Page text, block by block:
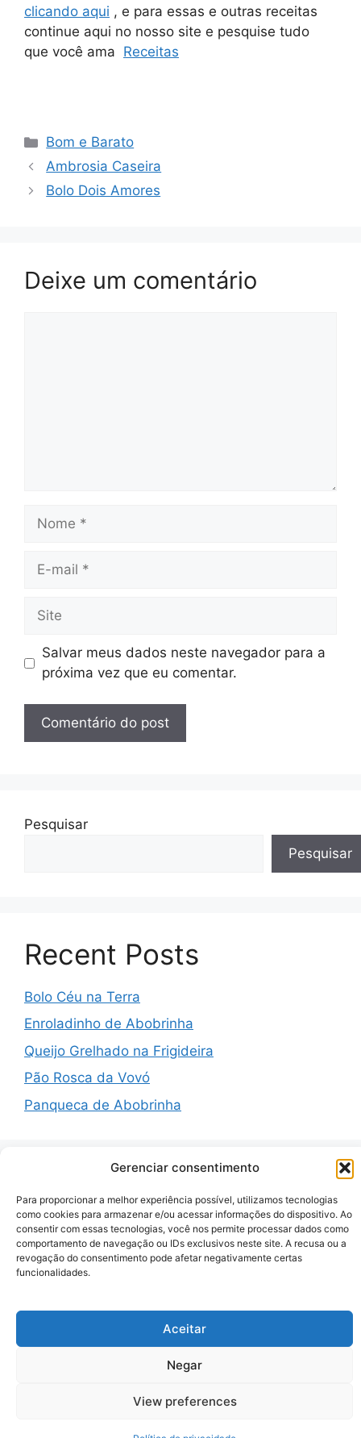
Gerenciar consentimento
Para proporcionar a melhor experiência possível, utilizamos tecnologias
como cookies para armazenar e/ou acessar informações do dispositivo. Ao
consentir com essas tecnologias, você nos permite processar dados como
comportamento de navegação ou IDs exclusivos neste site. A recusa ou a
revogação do consentimento pode afetar negativamente certas
funcionalidades.
Aceitar
Negar
View preferences
clicando aqui , e para essas e outras receitas
continue aqui no nosso site e pesquise tudo
que você ama Receitas
Categorias
Bom e Barato
Ambrosia Caseira
Bolo Dois Amores
Deixe um comentário
Nome
Site
Salvar meus dados neste navegador para a
próxima vez que eu comentar.
Pesquisar
Pesquisar
Recent Posts
Bolo Céu na Terra
Enroladinho de Abobrinha
Queijo Grelhado na Frigideira
Pão Rosca da Vovó
Panqueca de Abobrinha
Recent Comments
A WordPress CommenteremHello world!
© 2026 Zenauraf Receitas• Built withGeneratePress